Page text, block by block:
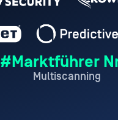
#Marktführer
Multiscanning